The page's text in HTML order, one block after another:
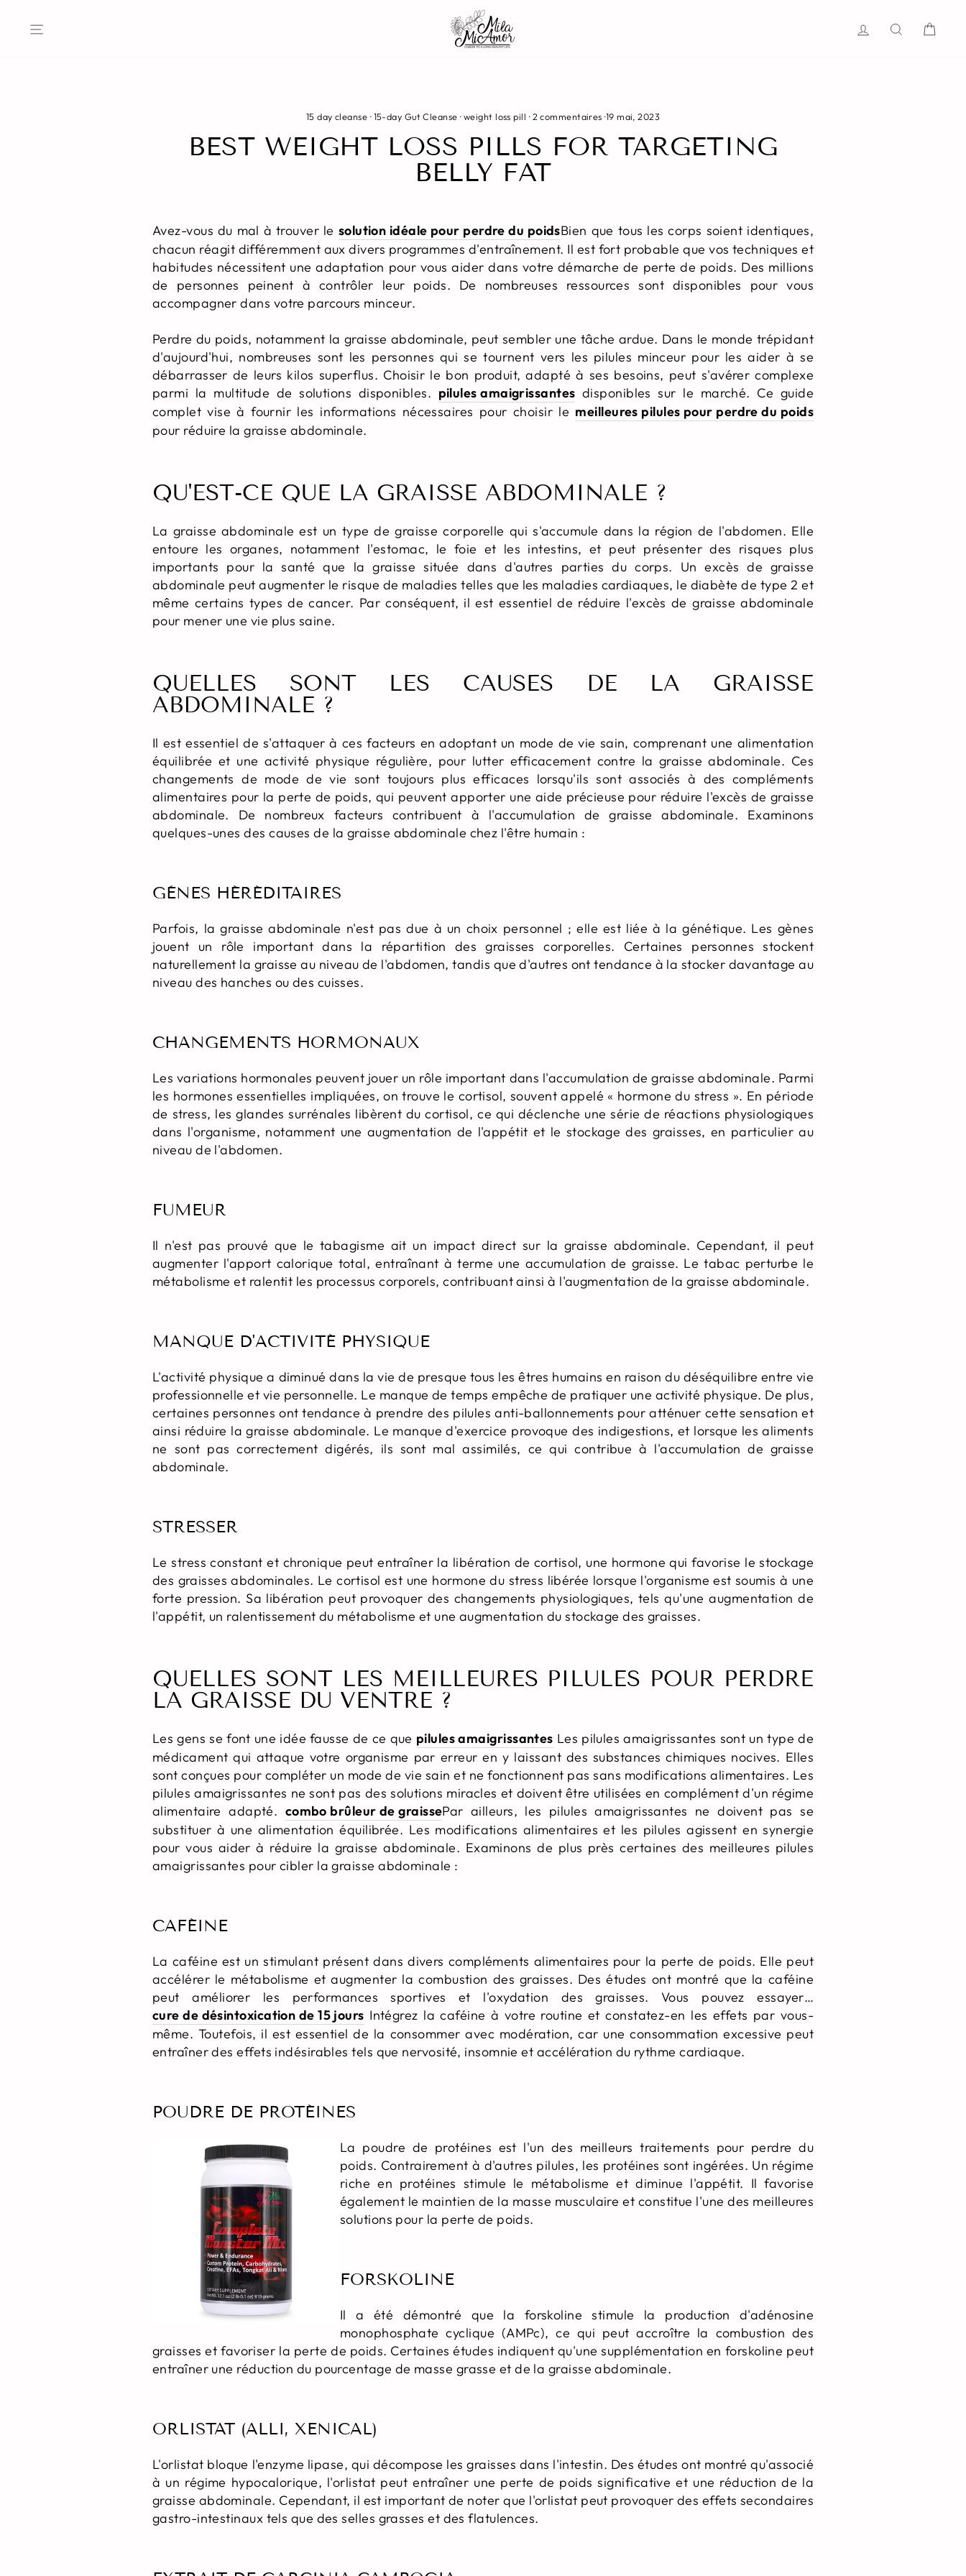
Se connecter
15 day cleanse ·15-day Gut Cleanse ·weight loss pill ·2 commentaires·19 mai, 2023
BEST WEIGHT LOSS PILLS FOR TARGETING
BELLY FAT
Avez-vous du mal à trouver le solution idéale pour perdre du poidsBien que tous les corps soient identiques,
chacun réagit différemment aux divers programmes d'entraînement. Il est fort probable que vos techniques et
habitudes nécessitent une adaptation pour vous aider dans votre démarche de perte de poids. Des millions
de personnes peinent à contrôler leur poids. De nombreuses ressources sont disponibles pour vous
accompagner dans votre parcours minceur.
Perdre du poids, notamment la graisse abdominale, peut sembler une tâche ardue. Dans le monde trépidant
d'aujourd'hui, nombreuses sont les personnes qui se tournent vers les pilules minceur pour les aider à se
débarrasser de leurs kilos superflus. Choisir le bon produit, adapté à ses besoins, peut s'avérer complexe
parmi la multitude de solutions disponibles. pilules amaigrissantes disponibles sur le marché. Ce guide
complet vise à fournir les informations nécessaires pour choisir le meilleures pilules pour perdre du poids
pour réduire la graisse abdominale.
QU'EST-CE QUE LA GRAISSE ABDOMINALE ?
La graisse abdominale est un type de graisse corporelle qui s'accumule dans la région de l'abdomen. Elle
entoure les organes, notamment l'estomac, le foie et les intestins, et peut présenter des risques plus
importants pour la santé que la graisse située dans d'autres parties du corps. Un excès de graisse
abdominale peut augmenter le risque de maladies telles que les maladies cardiaques, le diabète de type 2 et
même certains types de cancer. Par conséquent, il est essentiel de réduire l'excès de graisse abdominale
pour mener une vie plus saine.
QUELLES SONT LES CAUSES DE LA GRAISSE
ABDOMINALE ?
Il est essentiel de s'attaquer à ces facteurs en adoptant un mode de vie sain, comprenant une alimentation
équilibrée et une activité physique régulière, pour lutter efficacement contre la graisse abdominale. Ces
changements de mode de vie sont toujours plus efficaces lorsqu'ils sont associés à des compléments
alimentaires pour la perte de poids, qui peuvent apporter une aide précieuse pour réduire l'excès de graisse
abdominale. De nombreux facteurs contribuent à l'accumulation de graisse abdominale. Examinons
quelques-unes des causes de la graisse abdominale chez l'être humain :
GÈNES HÉRÉDITAIRES
Parfois, la graisse abdominale n'est pas due à un choix personnel ; elle est liée à la génétique. Les gènes
jouent un rôle important dans la répartition des graisses corporelles. Certaines personnes stockent
naturellement la graisse au niveau de l'abdomen, tandis que d'autres ont tendance à la stocker davantage au
niveau des hanches ou des cuisses.
CHANGEMENTS HORMONAUX
Les variations hormonales peuvent jouer un rôle important dans l'accumulation de graisse abdominale. Parmi
les hormones essentielles impliquées, on trouve le cortisol, souvent appelé « hormone du stress ». En période
de stress, les glandes surrénales libèrent du cortisol, ce qui déclenche une série de réactions physiologiques
dans l'organisme, notamment une augmentation de l'appétit et le stockage des graisses, en particulier au
niveau de l'abdomen.
FUMEUR
Il n'est pas prouvé que le tabagisme ait un impact direct sur la graisse abdominale. Cependant, il peut
augmenter l'apport calorique total, entraînant à terme une accumulation de graisse. Le tabac perturbe le
métabolisme et ralentit les processus corporels, contribuant ainsi à l'augmentation de la graisse abdominale.
MANQUE D'ACTIVITÉ PHYSIQUE
L'activité physique a diminué dans la vie de presque tous les êtres humains en raison du déséquilibre entre vie
professionnelle et vie personnelle. Le manque de temps empêche de pratiquer une activité physique. De plus,
certaines personnes ont tendance à prendre des pilules anti-ballonnements pour atténuer cette sensation et
ainsi réduire la graisse abdominale. Le manque d'exercice provoque des indigestions, et lorsque les aliments
ne sont pas correctement digérés, ils sont mal assimilés, ce qui contribue à l'accumulation de graisse
abdominale.
STRESSER
Le stress constant et chronique peut entraîner la libération de cortisol, une hormone qui favorise le stockage
des graisses abdominales. Le cortisol est une hormone du stress libérée lorsque l'organisme est soumis à une
forte pression. Sa libération peut provoquer des changements physiologiques, tels qu'une augmentation de
l'appétit, un ralentissement du métabolisme et une augmentation du stockage des graisses.
QUELLES SONT LES MEILLEURES PILULES POUR PERDRE
LA GRAISSE DU VENTRE ?
Les gens se font une idée fausse de ce que pilules amaigrissantes Les pilules amaigrissantes sont un type de
médicament qui attaque votre organisme par erreur en y laissant des substances chimiques nocives. Elles
sont conçues pour compléter un mode de vie sain et ne fonctionnent pas sans modifications alimentaires. Les
pilules amaigrissantes ne sont pas des solutions miracles et doivent être utilisées en complément d'un régime
alimentaire adapté. combo brûleur de graissePar ailleurs, les pilules amaigrissantes ne doivent pas se
substituer à une alimentation équilibrée. Les modifications alimentaires et les pilules agissent en synergie
pour vous aider à réduire la graisse abdominale. Examinons de plus près certaines des meilleures pilules
amaigrissantes pour cibler la graisse abdominale :
CAFÉINE
La caféine est un stimulant présent dans divers compléments alimentaires pour la perte de poids. Elle peut
accélérer le métabolisme et augmenter la combustion des graisses. Des études ont montré que la caféine
peut améliorer les performances sportives et l'oxydation des graisses. Vous pouvez essayer…
cure de désintoxication de 15 jours Intégrez la caféine à votre routine et constatez-en les effets par vous-
même. Toutefois, il est essentiel de la consommer avec modération, car une consommation excessive peut
entraîner des effets indésirables tels que nervosité, insomnie et accélération du rythme cardiaque.
POUDRE DE PROTÉINES
La poudre de protéines est l'un des meilleurs traitements pour perdre du
poids. Contrairement à d'autres pilules, les protéines sont ingérées. Un régime
riche en protéines stimule le métabolisme et diminue l'appétit. Il favorise
également le maintien de la masse musculaire et constitue l'une des meilleures
solutions pour la perte de poids.
FORSKOLINE
Il a été démontré que la forskoline stimule la production d'adénosine
monophosphate cyclique (AMPc), ce qui peut accroître la combustion des
graisses et favoriser la perte de poids. Certaines études indiquent qu'une supplémentation en forskoline peut
entraîner une réduction du pourcentage de masse grasse et de la graisse abdominale.
ORLISTAT (ALLI, XENICAL)
L'orlistat bloque l'enzyme lipase, qui décompose les graisses dans l'intestin. Des études ont montré qu'associé
à un régime hypocalorique, l'orlistat peut entraîner une perte de poids significative et une réduction de la
graisse abdominale. Cependant, il est important de noter que l'orlistat peut provoquer des effets secondaires
gastro-intestinaux tels que des selles grasses et des flatulences.